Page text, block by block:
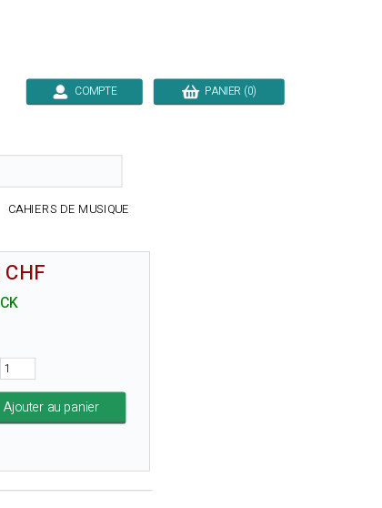
COMPTE PANIER (0)
CAHIERS DE MUSIQUE
au panier